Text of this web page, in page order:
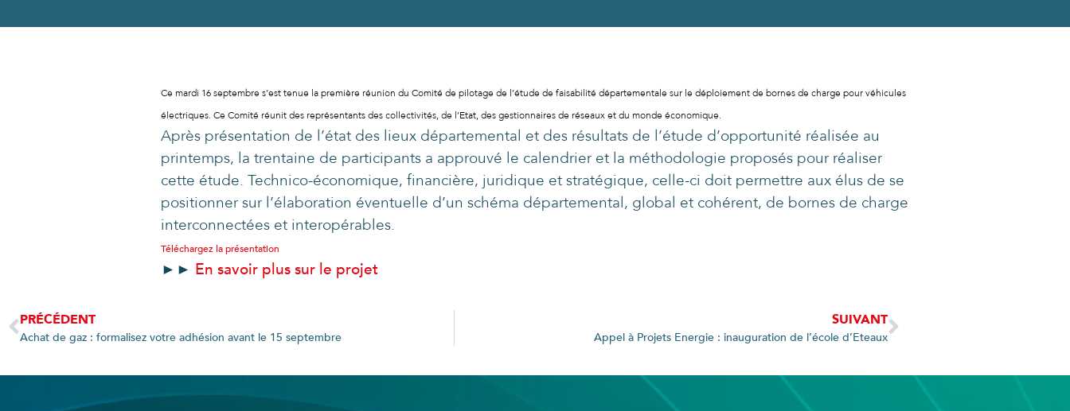
Ce mardi 16 septembre s’est tenue la première réunion du Comité de pilotage de l’étude de faisabilité départementale sur le déploiement de bornes de charge pour véhicules
électriques. Ce Comité réunit des représentants des collectivités, de l’Etat, des gestionnaires de réseaux et du monde économique.
Après présentation de l’état des lieux départemental et des résultats de l’étude d’opportunité réalisée au
printemps, la trentaine de participants a approuvé le calendrier et la méthodologie proposés pour réaliser
cette étude. Technico-économique, financière, juridique et stratégique, celle-ci doit permettre aux élus de se
positionner sur l’élaboration éventuelle d’un schéma départemental, global et cohérent, de bornes de charge
interconnectées et interopérables.
Téléchargez la présentation
►► En savoir plus sur le projet
PRÉCÉDENT
Achat de gaz : formalisez votre adhésion avant le 15 septembre
SUIVANT
Appel à Projets Energie : inauguration de l’école d’Eteaux